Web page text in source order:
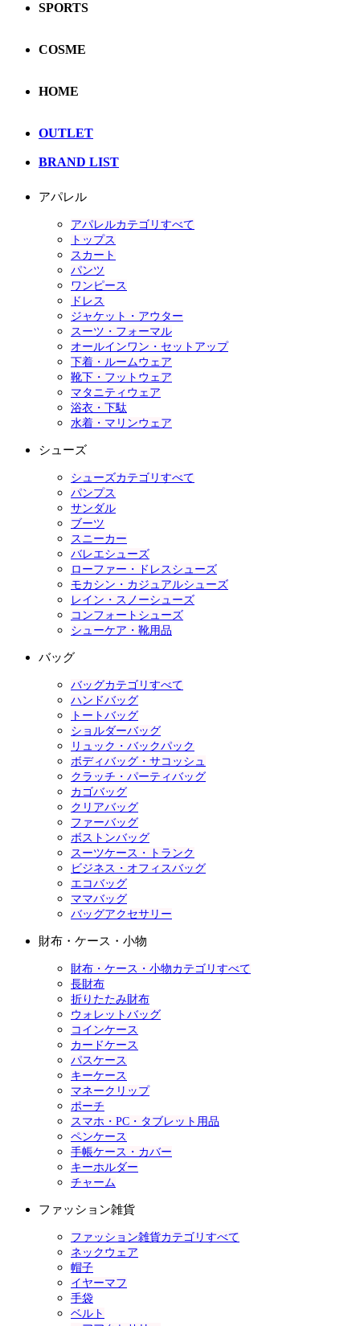
SPORTS
COSME
HOME
OUTLET
BRAND LIST
アパレル
アパレルカテゴリすべて
トップス
スカート
パンツ
ワンピース
ドレス
ジャケット・アウター
スーツ・フォーマル
オールインワン・セットアップ
下着・ルームウェア
靴下・フットウェア
マタニティウェア
浴衣・下駄
水着・マリンウェア
シューズ
シューズカテゴリすべて
パンプス
サンダル
ブーツ
スニーカー
バレエシューズ
ローファー・ドレスシューズ
モカシン・カジュアルシューズ
レイン・スノーシューズ
コンフォートシューズ
シューケア・靴用品
バッグ
バッグカテゴリすべて
ハンドバッグ
トートバッグ
ショルダーバッグ
リュック・バックパック
ボディバッグ・サコッシュ
クラッチ・パーティバッグ
カゴバッグ
クリアバッグ
ファーバッグ
ボストンバッグ
スーツケース・トランク
ビジネス・オフィスバッグ
エコバッグ
ママバッグ
バッグアクセサリー
財布・ケース・小物
財布・ケース・小物カテゴリすべて
長財布
折りたたみ財布
ウォレットバッグ
コインケース
カードケース
パスケース
キーケース
マネークリップ
ポーチ
スマホ・PC・タブレット用品
ペンケース
手帳ケース・カバー
キーホルダー
チャーム
ファッション雑貨
ファッション雑貨カテゴリすべて
ネックウェア
帽子
イヤーマフ
手袋
ベルト